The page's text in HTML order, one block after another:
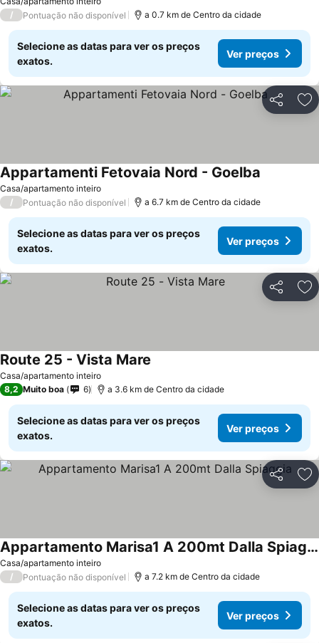
/
Pontuação não disponível a 0.7 km de Centro da cidade
Selecione as datas para ver os preços
exatos.
Ver preços
Partilhar
Casa/apartamento inteiro
Appartamenti Fetovaia Nord - Goelba
/ Pontuação não disponível a 6.7 km de Centro da cidade
Selecione as datas para ver os preços
exatos.
Ver preços
Partilhar
Casa/apartamento inteiro
Route 25 - Vista Mare
8,2 Muito boa 6 a 3.6 km de Centro da cidade
Selecione as datas para ver os preços
exatos.
Ver preços
Partilhar
Casa/apartamento inteiro
Appartamento Marisa1 A 200mt Dalla Spiaggia
/ Pontuação não disponível a 7.2 km de Centro da cidade
Selecione as datas para ver os preços
exatos.
Ver preços